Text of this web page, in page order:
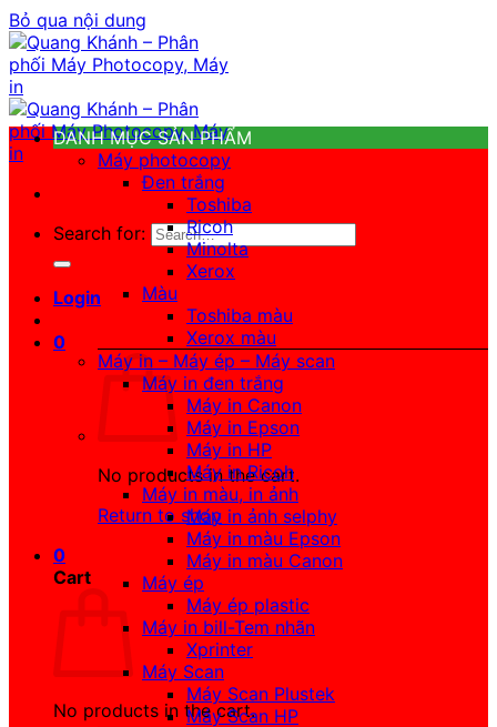
Bỏ qua nội dung
Search for:
Login
0
No products in the cart.
Return to shop
0
Cart
No products in the cart.
DANH MỤC SẢN PHẨM
Máy photocopy
Đen trắng
Toshiba
Ricoh
Minolta
Xerox
Màu
Toshiba màu
Xerox màu
Máy in – Máy ép – Máy scan
Máy in đen trắng
Máy in Canon
Máy in Epson
Máy in HP
Máy in Ricoh
Máy in màu, in ảnh
Máy in ảnh selphy
Máy in màu Epson
Máy in màu Canon
Máy ép
Máy ép plastic
Máy in bill-Tem nhãn
Xprinter
Máy Scan
Máy Scan Plustek
Máy Scan HP